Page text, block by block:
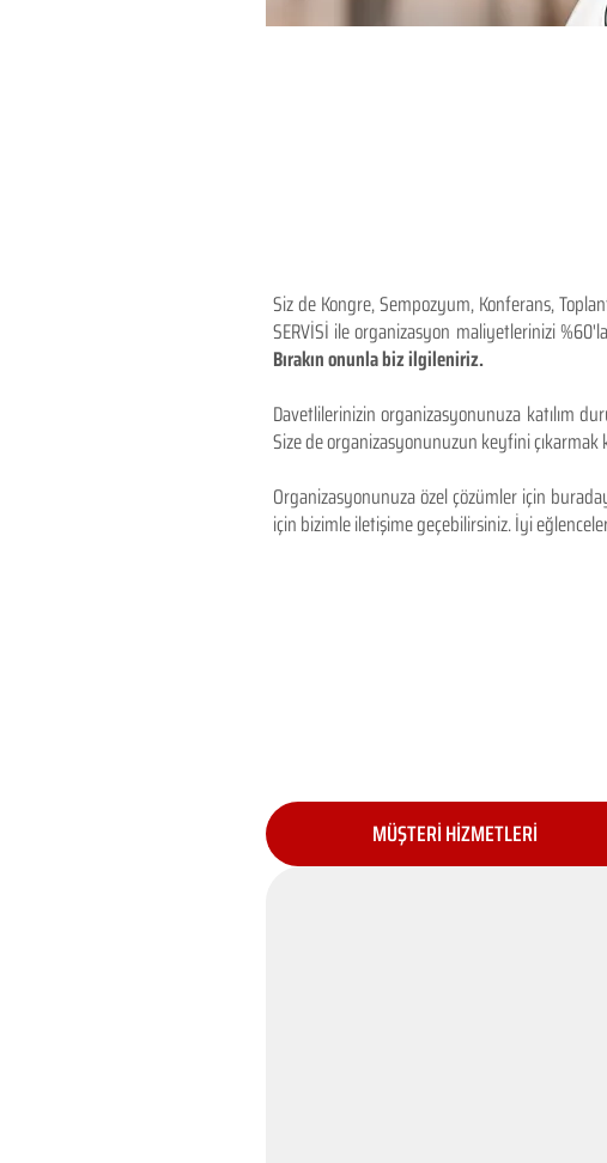
Siz de Kongre, Sempozyum, Konferans,
SERVİSİ ile organizasyon maliyetlerinizi
Bırakın onunla biz ilgileniriz.
Davetlilerinizin organizasyonunuza katılım
Size de organizasyonunuzun keyfini çıkarmak
Organizasyonunuza özel çözümler için
için bizimle iletişime geçebilirsiniz. İyi
MÜŞTERİ HİZMETLERİ